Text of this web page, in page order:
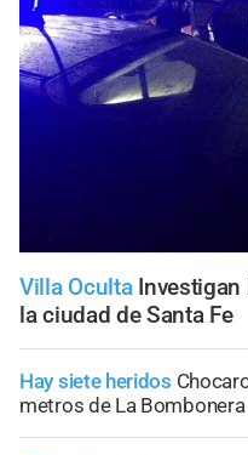
Villa Oculta
la ciudad de Santa Fe
Hay siete heridos
metros de La Bombonera